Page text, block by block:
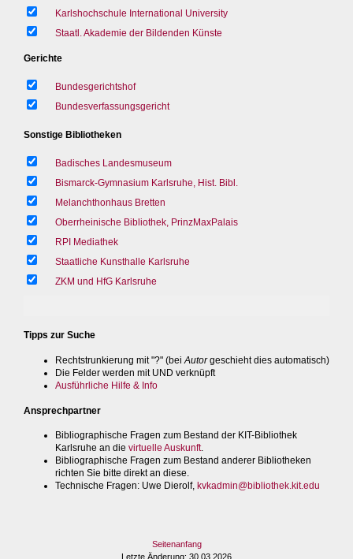
Karlshochschule International University
Staatl. Akademie der Bildenden Künste
Gerichte
Bundesgerichtshof
Bundesverfassungsgericht
Sonstige Bibliotheken
Badisches Landesmuseum
Bismarck-Gymnasium Karlsruhe, Hist. Bibl.
Melanchthonhaus Bretten
Oberrheinische Bibliothek, PrinzMaxPalais
RPI Mediathek
Staatliche Kunsthalle Karlsruhe
ZKM und HfG Karlsruhe
Tipps zur Suche
Rechtstrunkierung mit "?" (bei Autorgeschieht dies automatisch)
Die Felder werden mit UND verknüpft
Ausführliche Hilfe & Info
Ansprechpartner
Bibliographische Fragen zum Bestand der KIT-Bibliothek
Karlsruhe an die virtuelle Auskunft.
Bibliographische Fragen zum Bestand anderer Bibliotheken
richten Sie bitte direkt an diese.
Technische Fragen: Uwe Dierolf, kvkadmin@bibliothek.kit.edu
Seitenanfang
Letzte Änderung: 30.03.2026